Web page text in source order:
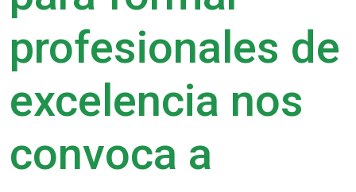
profesionales de
excelencia nos
convoca a